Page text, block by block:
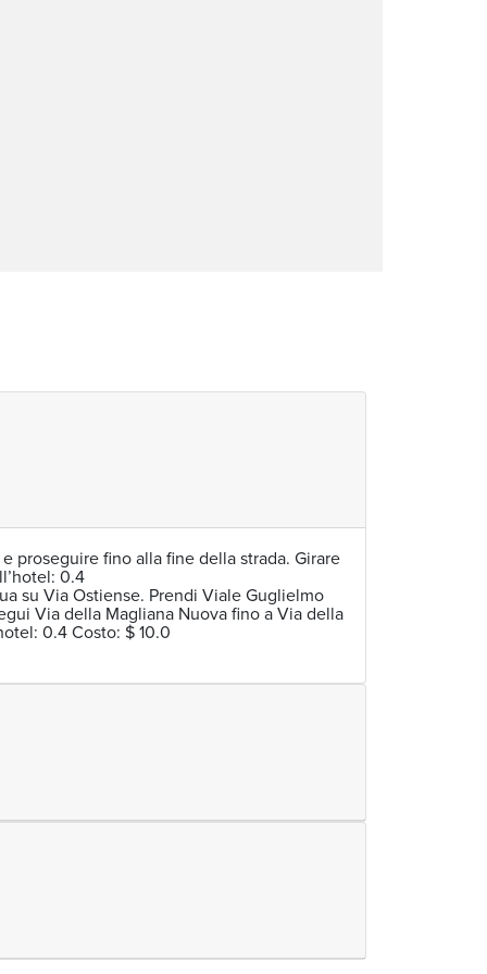
proseguire fino alla fine della strada. Girare
0.4
su Via Ostiense. Prendi Viale Guglielmo
Via della Magliana Nuova fino a Via della
0.4 Costo: $ 10.0